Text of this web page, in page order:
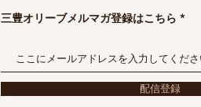
三豊オリーブメルマガ登録はこちら
配信登録